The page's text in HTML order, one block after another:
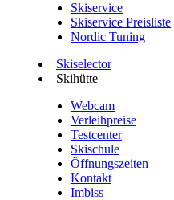
Skiservice
Skiservice Preisliste
Nordic Tuning
Skiselector
Skihütte
Webcam
Verleihpreise
Testcenter
Skischule
Öffnungszeiten
Kontakt
Imbiss